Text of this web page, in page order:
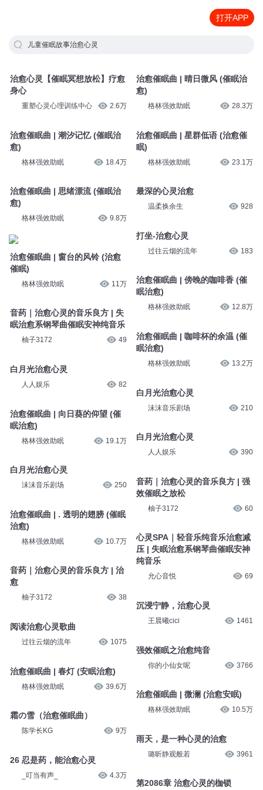
打开APP
儿童催眠故事治愈心灵
治愈心灵【催眠冥想放松】疗愈
身心
重塑心灵心理训练中心 2.6万
治愈催眠曲 | 潮汐记忆 (催眠治
愈)
格林强效助眠 18.4万
治愈催眠曲 | 思绪漂流 (催眠治
愈)
格林强效助眠 9.8万
治愈催眠曲 | 窗台的风铃 (治愈
催眠)
格林强效助眠 11万
音药｜治愈心灵的音乐良方 | 失
眠治愈系钢琴曲催眠安神纯音乐
柚子3172 49
白月光治愈心灵
人人娱乐 82
治愈催眠曲 | 向日葵的仰望 (催
眠治愈)
格林强效助眠 19.1万
白月光治愈心灵
沫沫音乐剧场 250
治愈催眠曲 | . 透明的翅膀 (催眠
治愈)
格林强效助眠 10.7万
音药｜治愈心灵的音乐良方 | 治
愈
柚子3172 38
阅读治愈心灵歌曲
过往云烟的流年 1075
治愈催眠曲 | 春灯 (安眠治愈)
格林强效助眠 39.6万
霜の雪（治愈催眠曲）
陈学长KG 9万
26 忍是药，能治愈心灵
_叮当有声_ 4.3万
治愈催眠曲 | 晴日微风 (催眠治
愈)
格林强效助眠 28.3万
治愈催眠曲 | 星群低语 (治愈催
眠)
格林强效助眠 23.1万
最深的心灵治愈
温柔换余生 928
打坐-治愈心灵
过往云烟的流年 183
治愈催眠曲 | 傍晚的咖啡香 (催
眠治愈)
格林强效助眠 12.8万
治愈催眠曲 | 咖啡杯的余温 (催
眠治愈)
格林强效助眠 13.2万
白月光治愈心灵
沫沫音乐剧场 210
白月光治愈心灵
人人娱乐 390
音药｜治愈心灵的音乐良方 | 强
效催眠之放松
柚子3172 60
心灵SPA｜轻音乐纯音乐治愈减
压 | 失眠治愈系钢琴曲催眠安神
纯音乐
允心音悦 69
沉浸宁静，治愈心灵
王晨曦cici 1461
强效催眠之治愈纯音
你的小仙女呢 3766
治愈催眠曲 | 微澜 (治愈安眠)
格林强效助眠 10.5万
雨天，是一种心灵的治愈
璐昕静观般若 3961
第2086章 治愈心灵的枷锁